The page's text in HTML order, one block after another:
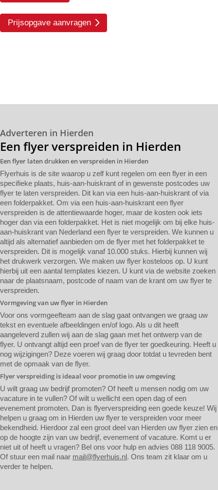
Prijsopgave aanvragen
Adverteren in Hierden
Een flyer verspreiden in Hierden
Een flyer laten drukken en verspreiden in Hierden
Flyerhuis is de site waarop u zelf kunt regelen om een flyer in een
specifieke plaats, huis-aan-huiskrant of in gewenste postcodes uw
flyer te laten verspreiden. Dit kan via een huis-aan-huiskrant of via
een folderpakket. Om via een huis-aan-huiskrant een flyer
verspreiden is de attentiewaarde hoger, maar de kosten ook iets
hoger dan via een folderpakket. Het is niet mogelijk om bij elke huis-
aan-huiskrant van Nederland een flyer te verspreiden. We kunnen u
altijd als alternatief aanbieden om de flyer met het folderpakket te
verspreiden. Dit is mogelijk vanaf 10.000 stuks. Hierbij kunnen wij
het drukwerk verzorgen. We maken uw flyer kosteloos op. U kunt
hierbij uit een aantal templates kiezen. U kunt via de website zoeken
naar de plaatsnaam, postcode of naam van de krant om uw flyer te
verspreiden.
Vormgeving van uw flyer in Hierden
Voor ons vormgeefteam aan de slag gaat ontvangen we graag uw
tekst en eventuele afbeeldingen en/of logo. Als u dit heeft
aangeleverd zullen wij aan de slag gaan met het ontwerp van de
flyer. U ontvangt altijd een proef van de flyer ter goedkeuring. Heeft u
nog wijzigingen? Deze voeren wij graag door totdat u tevreden bent
met de opmaak van de flyer.
Flyer verspreiding is ideaal voor promotie in uw omgeving
U wilt graag uw bedrijf promoten? Of heeft u mensen nodig om uw
vacature in te vullen? Of wilt u wellicht een open dag of een
evenement promoten. Dan is flyerverspreiding een goede keuze! Wij
helpen u graag om in Hierden uw flyer te verspreiden voor meer
bekendheid. Hierdoor zal een groot deel van Hierden uw flyer zien en
op de hoogte zijn van uw bedrijf, evenement of vacature. Komt u er
niet uit of heeft u vragen? Bel ons voor hulp en advies 088 118 9005.
Of stuur een mail naar mail@flyerhuis.nl. Ons team zit klaar om u
verder te helpen.